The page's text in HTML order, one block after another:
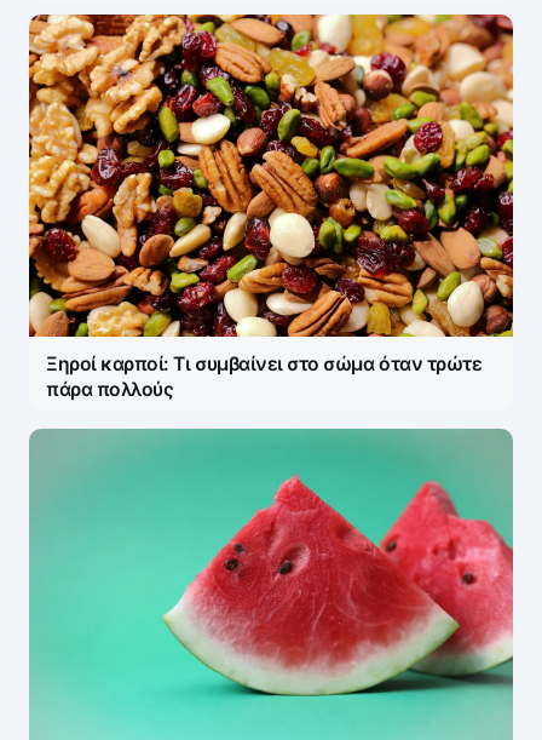
Ξηροί καρποί: Τι συμβαίνει στο σώμα όταν τρώτε
πάρα πολλούς